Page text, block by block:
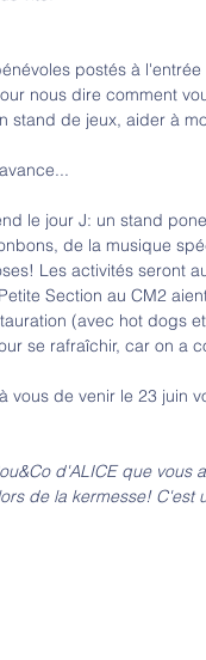
postés à
nous dire comment
stand de jeux, aider à
le jour J: un stand
de la musique
Les activités seront
Section au CM2
(avec hot dogs
se rafraîchir, car on a
vous de venir le 23 juin
d'ALICE que vous
de la kermesse! C'est